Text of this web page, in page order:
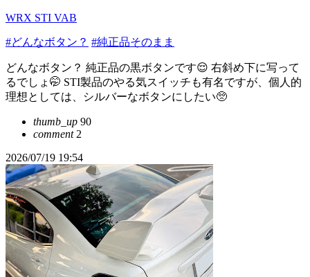
WRX STI VAB
#どんなボタン？ #純正品そのまま
どんなボタン？ 純正品の黒ボタンです😌 右斜め下に写って
るでしょ🤭 STI製品のやる気スイッチも有名ですが、個人的
理想としては、シルバーなボタンにしたい🥺︎
thumb_up 90
comment2
2026/07/19 19:54